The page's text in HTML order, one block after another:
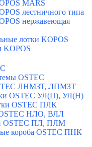
MARS
лестничного типа
нержавеющая
лотки KOPOS
KOPOS
OSTEC
ЛНМЗТ, ЛПМЗТ
OSTEC УЛ(П), УЛ(Н)
OSTEC ПЛК
НЛО, ВЛЛ
OSTEC ПЛ, ПЛМ
короба OSTEC ПНК